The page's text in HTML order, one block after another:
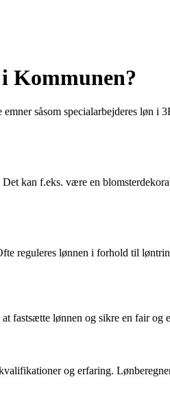
Kommunen?
såsom specialarbejderes løn i
kan f.eks. være en
reguleres lønnen i forhold til
fastsætte lønnen og sikre en fair og
og erfaring.